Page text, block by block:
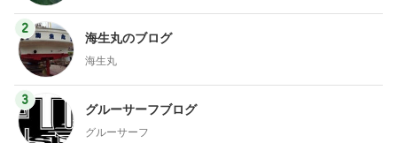
2
海生丸のブログ
海生丸
3
グルーサーフブログ
グルーサーフ